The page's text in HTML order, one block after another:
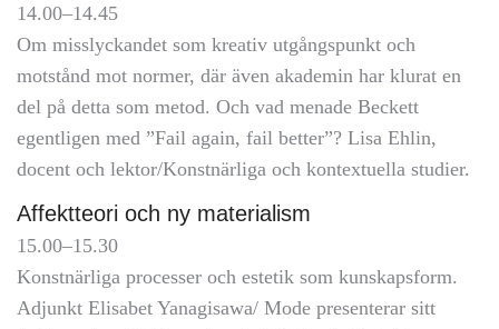
14.00–14.45
Om misslyckandet som kreativ utgångspunkt och
motstånd mot normer, där även akademin har klurat en
del på detta som metod. Och vad menade Beckett
egentligen med ”Fail again, fail better”? Lisa Ehlin,
docent och lektor/Konstnärliga och kontextuella studier.
Affektteori och ny materialism
15.00–15.30
Konstnärliga processer och estetik som kunskapsform.
Adjunkt Elisabet Yanagisawa/ Mode presenterar sitt